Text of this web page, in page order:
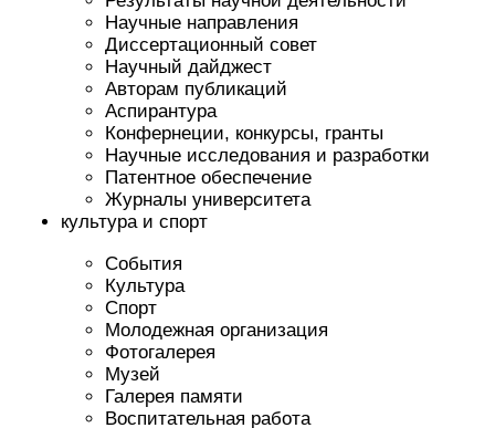
Научные направления
Диссертационный совет
Научный дайджест
Авторам публикаций
Аспирантура
Конфернеции, конкурсы, гранты
Научные исследования и разработки
Патентное обеспечение
Журналы университета
культура и спорт
События
Культура
Спорт
Молодежная организация
Фотогалерея
Музей
Галерея памяти
Воспитательная работа